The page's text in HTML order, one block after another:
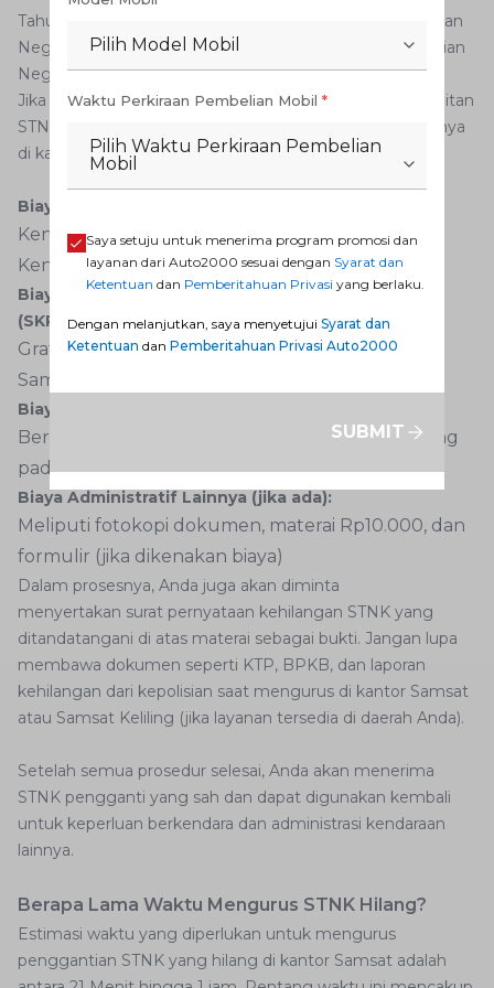
Tahun 2016 tentang Jenis dan Tarif atas Jenis Penerimaan
Negara Bukan Pajak (PNBP) yang berlaku pada Kepolisian
Negara Republik Indonesia.
Jika Anda kehilangan STNK, berikut rincian biaya penerbitan
STNK baru yang perlu Anda persiapkan saat mengurusnya
di kantor Samsat sesuai domisili kendaraan Anda:
Biaya STNK Baru:
Kendaraan roda dua (motor): Rp100.000
Kendaraan roda empat (mobil): Rp200.000
Biaya Penerbitan Surat Ketetapan Pajak Daerah
(SKPD):
Gratis, karena sudah termasuk dalam layanan
Samsat
Biaya Cek Fisik Kendaraan:
Berkisar antara Rp25.000 – Rp50.000, tergantung
pada kebijakan kantor Samsat setempat
Biaya Administratif Lainnya (jika ada):
Meliputi fotokopi dokumen, materai Rp10.000, dan
formulir (jika dikenakan biaya)
Dalam prosesnya, Anda juga akan diminta
menyertakan surat pernyataan kehilangan STNK yang
ditandatangani di atas materai sebagai bukti. Jangan lupa
membawa dokumen seperti KTP, BPKB, dan laporan
kehilangan dari kepolisian saat mengurus di kantor Samsat
atau Samsat Keliling (jika layanan tersedia di daerah Anda).
Setelah semua prosedur selesai, Anda akan menerima
STNK pengganti yang sah dan dapat digunakan kembali
untuk keperluan berkendara dan administrasi kendaraan
lainnya.
Berapa Lama Waktu Mengurus STNK Hilang?
Estimasi waktu yang diperlukan untuk mengurus
penggantian STNK yang hilang di kantor Samsat adalah
Pilih Model Mobil
Waktu Perkiraan Pembelian Mobil *
Pilih Waktu Perkiraan Pembelian
Mobil
Saya setuju untuk menerima program promosi dan
layanan dari Auto2000 sesuai dengan Syarat dan
Ketentuan dan Pemberitahuan Privasi yang berlaku.
Dengan melanjutkan, saya menyetujui Syarat dan
Ketentuan dan Pemberitahuan Privasi Auto2000
SUBMIT